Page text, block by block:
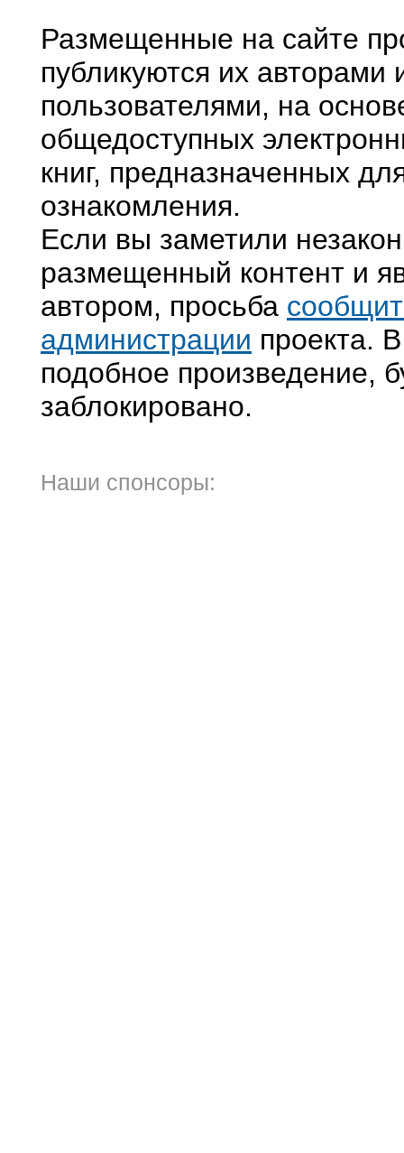
Размещенные на сайте
публикуются их авторами
пользователями, на
общедоступных
книг, предназначенных
ознакомления.
Если вы заметили
размещенный контент и
автором, просьба
администрации проекта.
подобное произведение,
заблокировано.
Наши спонсоры: